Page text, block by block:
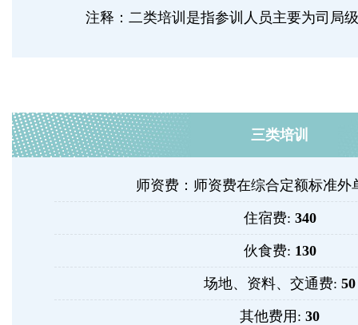
注释：二类培训是指参训人员主要为司局
三类培训
师资费：师资费在综合定额标准外
住宿费: 340
伙食费: 130
场地、资料、交通费: 50
其他费用: 30